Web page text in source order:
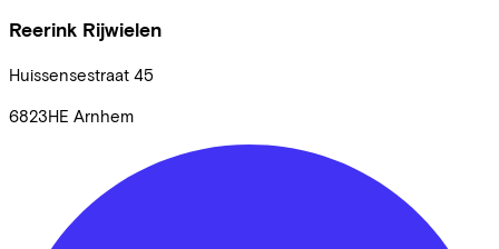
Reerink Rijwielen
Huissensestraat 45
6823HE Arnhem